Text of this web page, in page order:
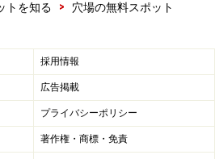
トを知る
> 穴場の無料スポット
採用情報
広告掲載
プライバシーポリシー
著作権・商標・免責